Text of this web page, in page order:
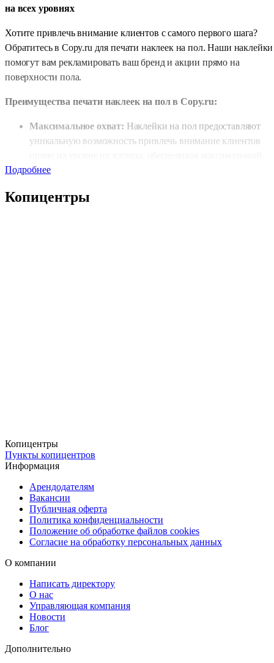
на всех уровнях
Хотите привлечь внимание клиентов с самого первого шага?
Обратитесь в Copy.ru для печати наклеек на пол. Наши наклейки
помогут вам рекламировать ваш бренд и акции прямо на
поверхности пола.
Преимущества печати наклеек на пол в Copy.ru:
Максимальное охват: Наклейки на пол предоставляют
уникальную возможность привлечь внимание клиентов
охват аудитории.
создания кастомных дизайнов наклеек, которые
Подробнее
Копицентры
Копицентры
Пункты копицентров
Информация
Арендодателям
Вакансии
Публичная оферта
Политика конфиденциальности
Положение об обработке файлов cookies
Согласие на обработку персональных данных
О компании
Написать директору
О нас
Управляющая компания
Новости
Блог
Дополнительно